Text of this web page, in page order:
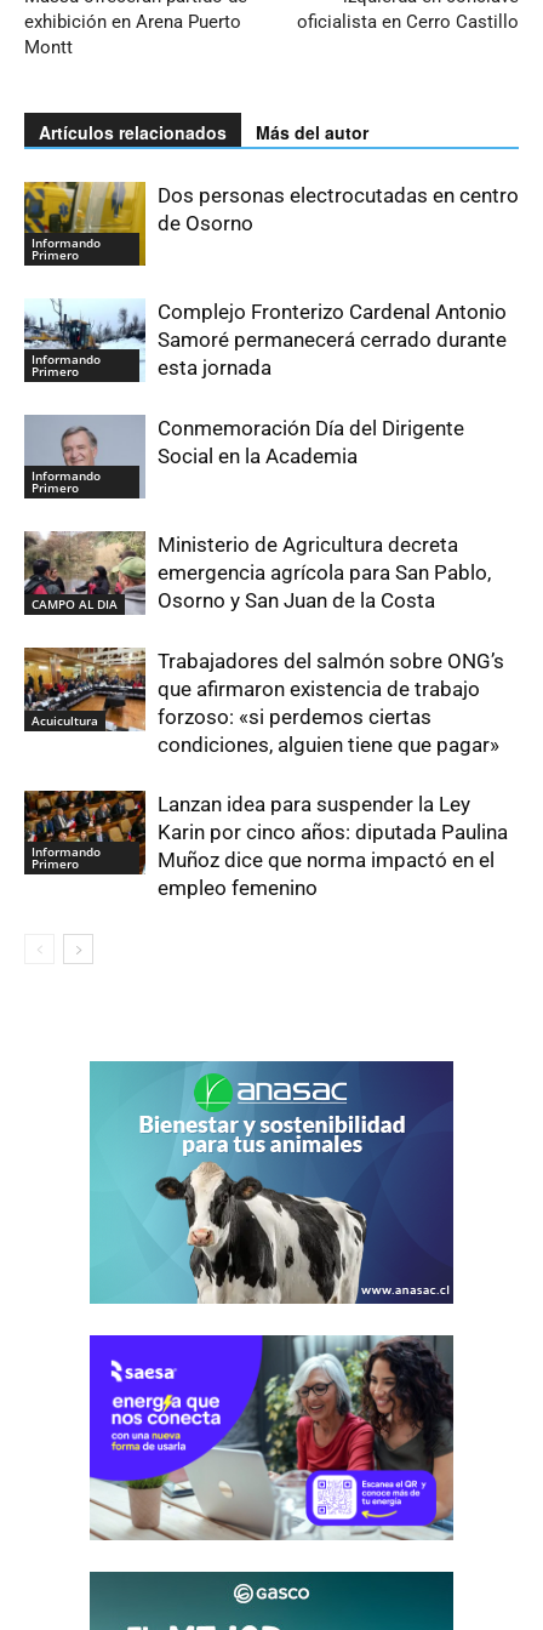
exhibición en Arena Puerto
Montt
oficialista en Cerro Castillo
Artículos relacionados Más del autor
Informando
Primero
Dos personas electrocutadas en centro
de Osorno
Informando
Primero
Complejo Fronterizo Cardenal Antonio
Samoré permanecerá cerrado durante
esta jornada
Informando
Primero
Conmemoración Día del Dirigente
Social en la Academia
CAMPO AL DIA
Ministerio de Agricultura decreta
emergencia agrícola para San Pablo,
Osorno y San Juan de la Costa
Acuicultura
Trabajadores del salmón sobre ONG’s
que afirmaron existencia de trabajo
forzoso: «si perdemos ciertas
condiciones, alguien tiene que pagar»
Informando
Primero
Lanzan idea para suspender la Ley
Karin por cinco años: diputada Paulina
Muñoz dice que norma impactó en el
empleo femenino